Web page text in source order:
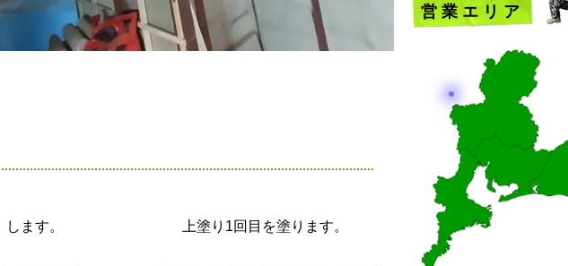
します。 ​上塗り1回目を塗ります。
​営 業 エ リ ア